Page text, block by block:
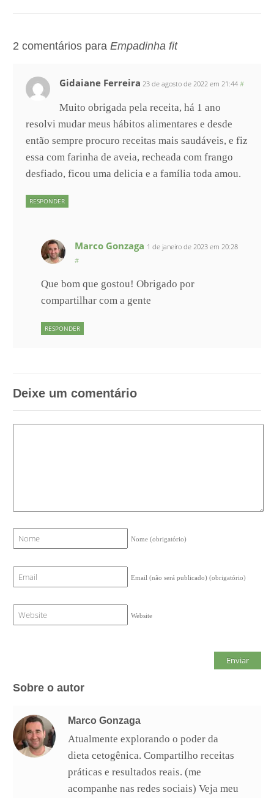
2 comentários paraEmpadinha fit
Gidaiane Ferreira 23 de agosto de 2022 em 21:44 #
Muito obrigada pela receita, há 1 ano
resolvi mudar meus hábitos alimentares e desde
então sempre procuro receitas mais saudáveis, e fiz
essa com farinha de aveia, recheada com frango
desfiado, ficou uma delicia e a família toda amou.
RESPONDER
Marco Gonzaga 1 de janeiro de 2023 em 20:28
#
Que bom que gostou! Obrigado por
compartilhar com a gente
RESPONDER
Deixe um comentário
Nome(obrigatório)
Email (não será publicado)(obrigatório)
Website
Sobre o autor
Marco Gonzaga
Atualmente explorando o poder da
dieta cetogênica. Compartilho receitas
práticas e resultados reais. (me
acompanhe nas redes sociais) Veja meu